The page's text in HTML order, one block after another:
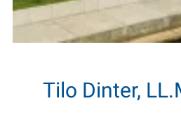
Tilo Dinter,